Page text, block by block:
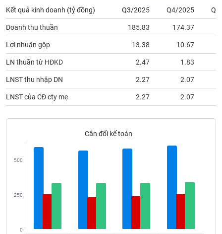
Kết quả kinh doanh (tỷ đồng) Q3/2025 Q4/2025
Doanh thu thuần 185.83 174.37
Lợi nhuận gộp 13.38 10.67
LN thuần từ HĐKD 2.47 1.83
LNST thu nhập DN 2.27 2.07
LNST của CĐ cty mẹ 2.27 2.07
Cân đối kế toán
0
250
500
phân
tích
(-)
Thuật
ngữ
(-)
Dịch
vụ
tạo